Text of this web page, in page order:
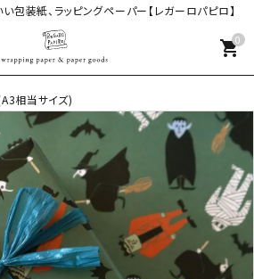
包装紙、ラッピングペーパー【レガーロパピロ】
0
shopping_cart
相当サイズ)